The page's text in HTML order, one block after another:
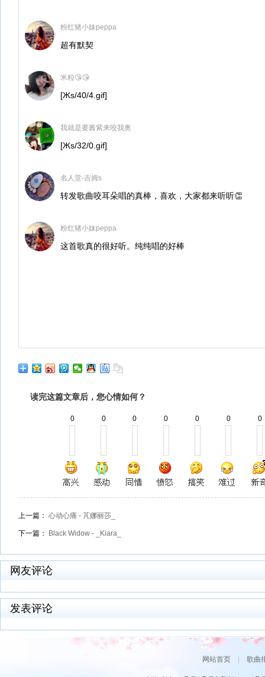
粉红猪小妹peppa
超有默契
米粒😘😘
[Жs/40/4.gif]
我就是要酱紫来咬我奥
[Жs/32/0.gif]
名人堂-吉姆s
转发歌曲咬耳朵唱的真棒，喜欢，大家都来听听👏
粉红猪小妹peppa
这首歌真的很好听。纯纯唱的好棒
读完这篇文章后，您心情如何？
0 0 0 0 0 0 0
上一篇： 心动心痛 - 芃娜丽莎_
下一篇： Black Widow - _Kiara_
网友评论
发表评论
网站首页| 歌曲